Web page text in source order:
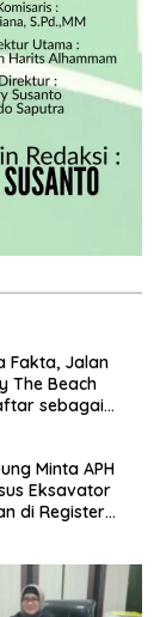
Fakta, Jalan
The Beach
sebagai
Minta APH
Eksavator
di Register